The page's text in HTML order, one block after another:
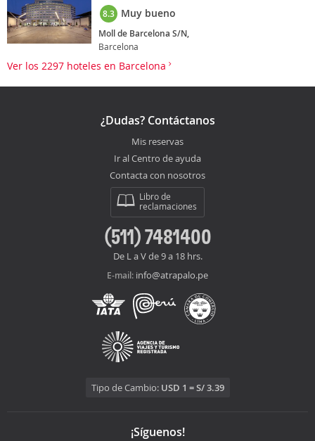
8.3 Muy bueno
Moll de Barcelona S/N,
Barcelona
Ver los 2297 hoteles en Barcelona
¿Dudas? Contáctanos
Mis reservas
Ir al Centro de ayuda
Contacta con nosotros
Libro de
reclamaciones
(511) 7481400
De L a V de 9 a 18 hrs.
E-mail: info@atrapalo.pe
Tipo de Cambio: USD 1 = S/ 3.39
¡Síguenos!